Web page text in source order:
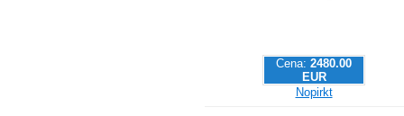
Cena: 2480.00
EUR
Nopirkt